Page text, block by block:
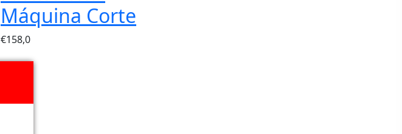
Máquina Corte
€158,0